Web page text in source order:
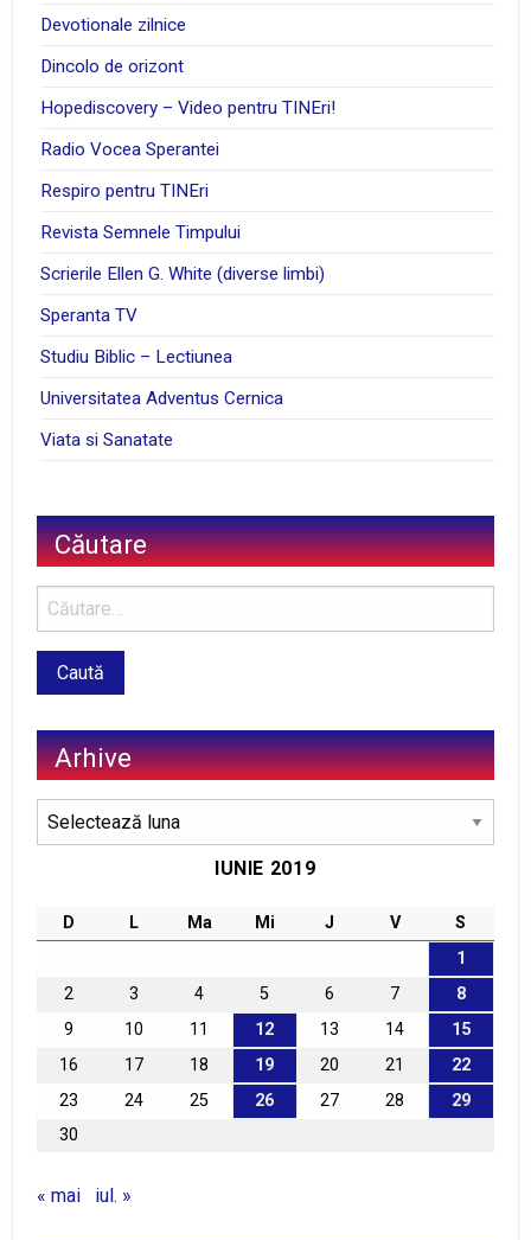
Devotionale zilnice
Dincolo de orizont
Hopediscovery – Video pentru TINEri!
Radio Vocea Sperantei
Respiro pentru TINEri
Revista Semnele Timpului
Scrierile Ellen G. White (diverse limbi)
Speranta TV
Studiu Biblic – Lectiunea
Universitatea Adventus Cernica
Viata si Sanatate
Căutare
Arhive
Arhive
IUNIE 2019
D L Ma Mi J V
S
1
2
3 4 5 6 7
8
9
10 11 12 13 14
15
16
17 18 19 20 21
22
23
24 25 26 27 28
29
30
« mai iul. »